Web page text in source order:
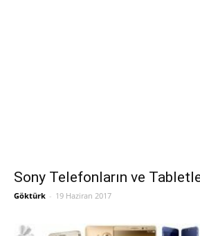
Sony Telefonların ve
Göktürk - 19 Haziran 2017